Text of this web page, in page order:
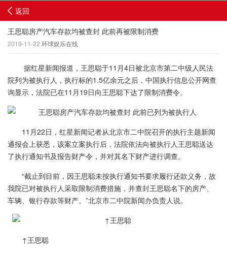
返回
王思聪房产汽车存款均被查封 此前再被限制消费
2019-11-22 环球娱乐在线
据红星新闻报道，王思聪于11月4日被北京市第二中级人民法
院列为被执行人，执行标的1.5亿余元之后，中国执行信息公开网查
询显示，法院已在11月19日向王思聪下达了限制消费令。
11月22日，红星新闻记者从北京市二中院召开的执行主题新闻
通报会上获悉，该案立案执行后，法院依法向被执行人王思聪送达
了执行通知书及报告财产令，并对其名下财产进行调查。
“截止到目前，因王思聪未按执行通知书要求履行还款义务，故
我院已对被执行人采取限制消费措施，并查封王思聪名下的房产、
车辆、银行存款等财产。”北京市二中院新闻办负责人说。
↑王思聪